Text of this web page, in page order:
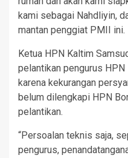
kami sebagai Nahdliyin,
mantan penggiat PMII ini.
Ketua HPN Kaltim
pelantikan pengurus
karena kekurangan
belum dilengkapi HPN
pelantikan.
“Persoalan teknis saja,
pengurus,